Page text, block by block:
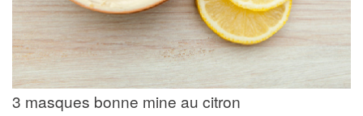
3 masques bonne mine au citron